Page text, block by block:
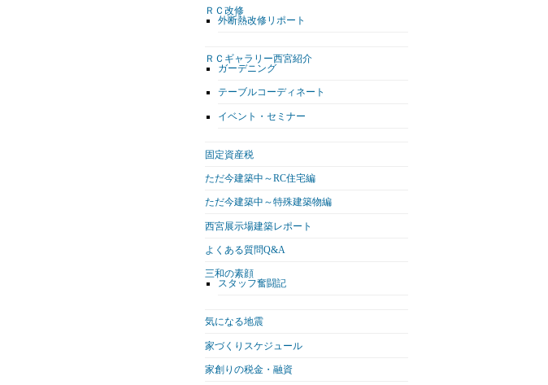
ＲＣ改修
外断熱改修リポート
ＲＣギャラリー西宮紹介
ガーデニング
テーブルコーディネート
イベント・セミナー
固定資産税
ただ今建築中～RC住宅編
ただ今建築中～特殊建築物編
西宮展示場建築レポート
よくある質問Q&A
三和の素顔
スタッフ奮闘記
気になる地震
家づくりスケジュール
家創りの税金・融資